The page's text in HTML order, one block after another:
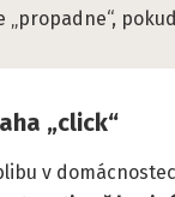
„propadne“,
„click“
v